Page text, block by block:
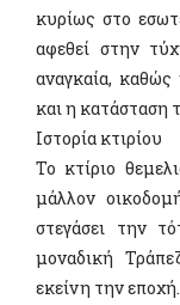
κυρίως στο
αφεθεί στην
αναγκαία,
και η κατάσταση
Ιστορία κτιρίου
Το κτίριο
μάλλον
στεγάσει την
μοναδική
εκείνη την εποχή.